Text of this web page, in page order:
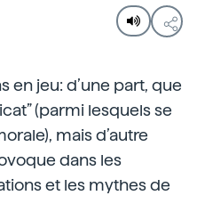
en jeu: d’une part, que
(parmi lesquels se
mais d’autre
dans les
et les mythes de